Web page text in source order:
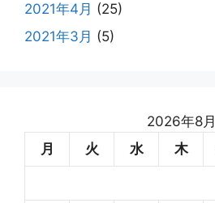
2021年4月 (25)
2021年3月 (5)
2026年8月
月
火 水 木